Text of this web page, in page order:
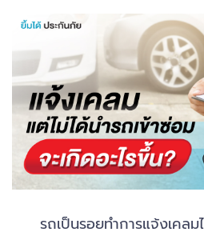
รถเป็นรอยทำการแจ้งเคลมไ